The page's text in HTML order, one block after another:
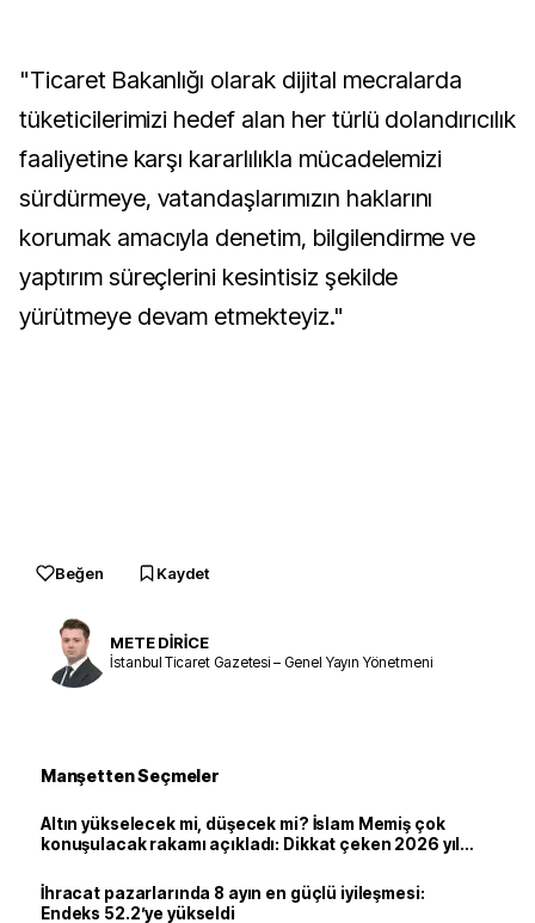
"Ticaret Bakanlığı olarak dijital mecralarda
tüketicilerimizi hedef alan her türlü dolandırıcılık
faaliyetine karşı kararlılıkla mücadelemizi
sürdürmeye, vatandaşlarımızın haklarını
korumak amacıyla denetim, bilgilendirme ve
yaptırım süreçlerini kesintisiz şekilde
yürütmeye devam etmekteyiz."
Beğen Kaydet
METE DİRİCE
İstanbul Ticaret Gazetesi – Genel Yayın Yönetmeni
Manşetten Seçmeler
Altın yükselecek mi, düşecek mi? İslam Memiş çok
konuşulacak rakamı açıkladı: Dikkat çeken 2026 yıl
İhracat pazarlarında 8 ayın en güçlü iyileşmesi:
Endeks 52.2’ye yükseldi